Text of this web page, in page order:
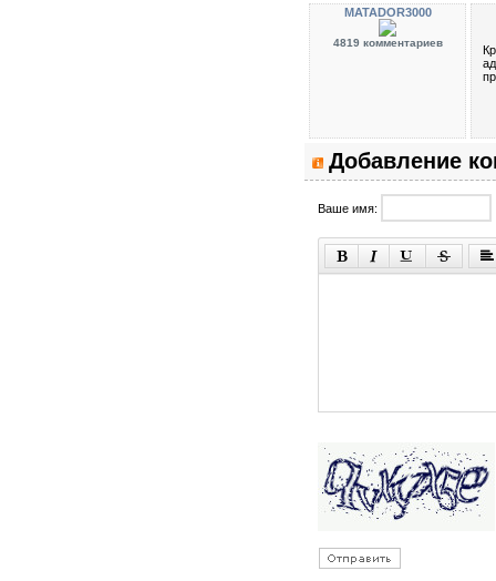
MATADOR3000
4819 комментариев
Добавление
Ваше имя: